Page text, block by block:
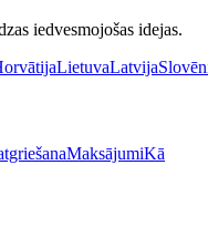
iedvesmojošas idejas.
LietuvaLatvija
MaksājumiKā